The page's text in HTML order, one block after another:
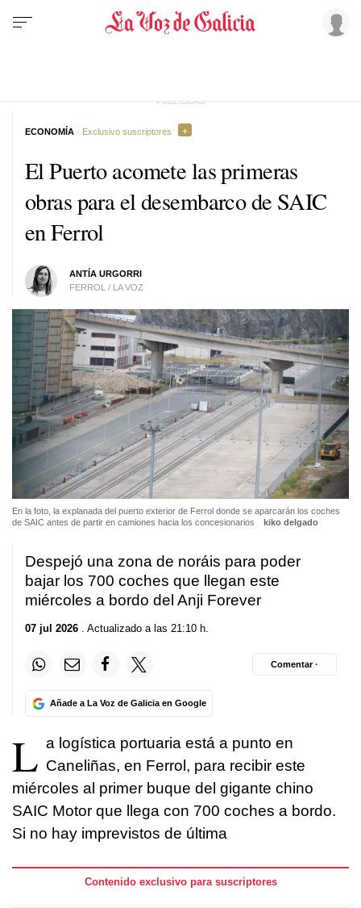
El Puerto acomete las primeras
obras para el desembarco de SAIC
en Ferrol
ANTÍA URGORRI
FERROL / LA VOZ
ECONOMÍA · Exclusivo suscriptores
En la foto, la explanada del puerto exterior de Ferrol donde se aparcarán los coches
de SAIC antes de partir en camiones hacia los concesionarios
kiko delgado
Despejó una zona de noráis para poder
bajar los 700 coches que llegan este
miércoles a bordo del Anji Forever
07 jul 2026 . Actualizado a las 21:10 h.
Añade a La Voz de Galicia en Google
Comentar ·
L a logística portuaria está a punto en
Caneliñas, en Ferrol, para recibir este
miércoles al primer buque del gigante chino
SAIC Motor que llega con 700 coches a bordo.
Si no hay imprevistos de última
Contenido exclusivo para suscriptores